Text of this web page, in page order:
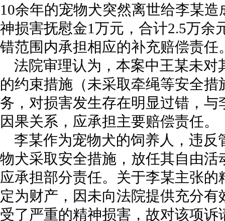
10余年的宠物犬突然离世给李某
神损害抚慰金1万元，合计2.5万余
错范围内承担相应的补充赔偿责任
法院审理认为，本案中王某未
的约束措施（未采取牵绳等安全
务，对损害发生存在明显过错，
因果关系，应承担主要赔偿责任。
李某作为宠物犬的饲养人，违
物犬采取安全措施，放任其自由
应承担部分责任。关于李某主张
定为财产，因未向法院提供充分
受了严重的精神损害，故对该项